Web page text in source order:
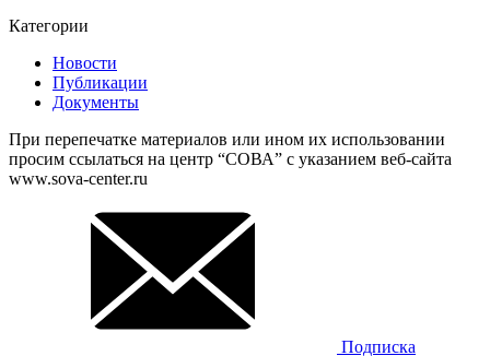
Категории
Новости
Публикации
Документы
При перепечатке материалов или ином их использовании
просим ссылаться на центр “СОВА” с указанием веб-сайта
www.sova-center.ru
Подписка